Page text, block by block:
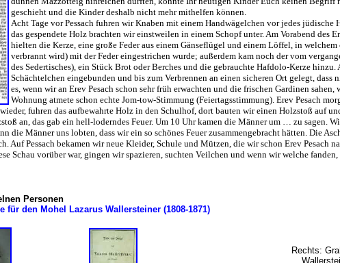
geschieht und die Kinder deshalb nicht mehr mithelfen können.
Acht Tage vor Pessach fuhren wir Knaben mit einem Handwägelchen vor jedes jüdische
das gespendete Holz brachten wir einstweilen in einem Schopf unter. Am Vorabend des
hielten die Kerze, eine große Feder aus einem Gänseflügel und einem Löffel, in welchem
verbrannt wird) mit der Feder eingestrichen wurde; außerdem kam noch der vom
des Sedertisches), ein Stück Brot oder Berches und die gebrauchte Hafdolo-Kerze
Schächtelchen eingebunden und bis zum Verbrennen an einen sicheren Ort gelegt,
es, wenn wir an Erev Pesach schon sehr früh erwachten und die frischen Gardinen
Wohnung atmete schon echte Jom-tow-Stimmung (Feiertagsstimmung). Erev Pesach
fuhren das aufbewahrte Holz in den Schulhof, dort bauten wir einen Holzstoß auf
an, das gab ein hell-loderndes Feuer. Um 10 Uhr kamen die Männer um … zu sagen.
die Männer uns lobten, dass wir ein so schönes Feuer zusammengebracht hätten. Die
Auf Pessach bekamen wir neue Kleider, Schule und Mützen, die wir schon Erev Pesach
Schau vorüber war, gingen wir spazieren, suchten Veilchen und wenn wir welche
Personen
für den Mohel Lazarus Wallersteiner (1808-1871)
Rechts: